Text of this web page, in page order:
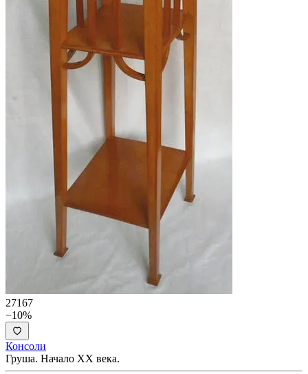
27167
−10%
Консоли
Груша. Начало ХХ века.